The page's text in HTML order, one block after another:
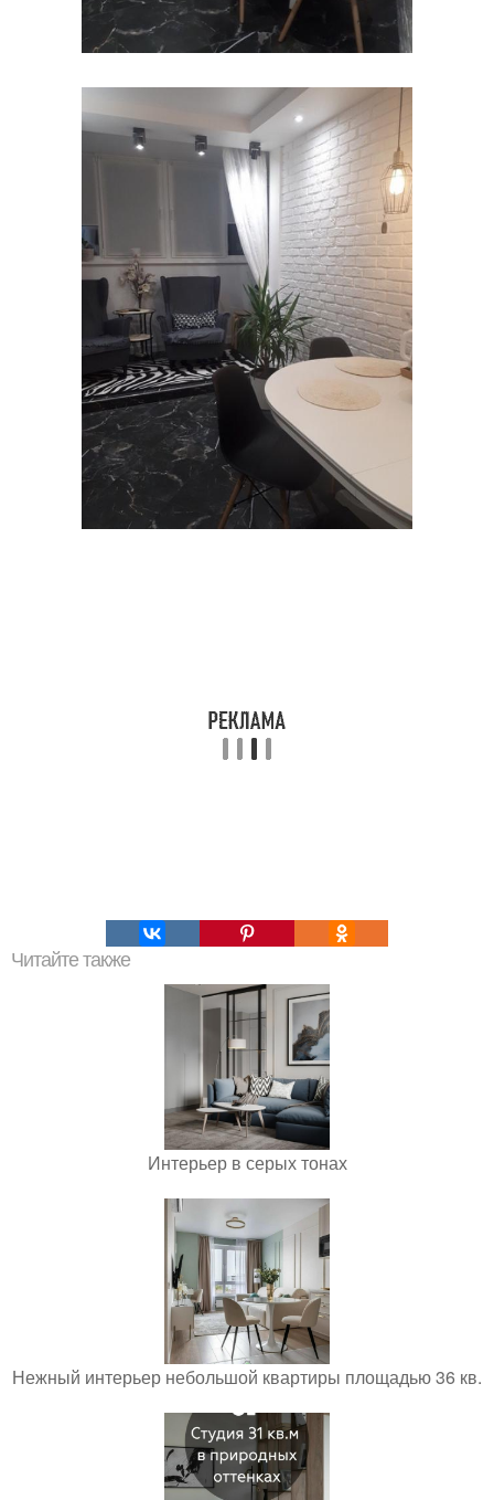
Читайте также
Интерьер в серых тонах
Нежный интерьер небольшой квартиры площадью 36 кв.